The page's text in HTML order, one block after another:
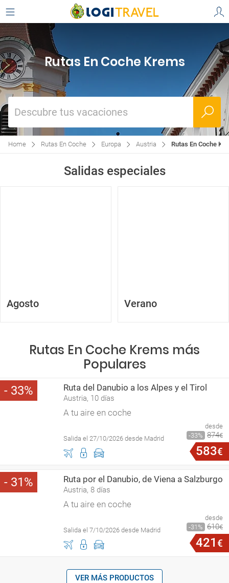
Rutas En Coche Krems
Descubre tus vacaciones
Home Rutas En Coche Europa Austria Rutas En Coche
Salidas especiales
Agosto Verano
Rutas En Coche Krems más
Populares
33 Ruta del Danubio a los Alpes y el Tirol
Austria, 10 días
A tu aire en coche
Salida el 27/10/2026 desde Madrid
desde
33
874€
583€
31 Ruta por el Danubio, de Viena a Salzburgo
Austria, 8 días
A tu aire en coche
Salida el 7/10/2026 desde Madrid
desde
31
610€
421 €
VER MÁS PRODUCTOS